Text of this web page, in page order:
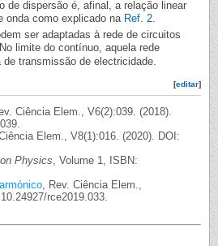
de dispersão é, afinal, a relação linear
onda como explicado na Ref. 2.
ser adaptadas à rede de circuitos
limite do contínuo, aquela rede
transmissão de electricidade.
[editar]
Ciência Elem., V6(2):039. (2018).
Ciência Elem., V8(1):016. (2020). DOI:
Physics , Volume 1, ISBN:
, Rev. Ciência Elem.,
rce2019.033.